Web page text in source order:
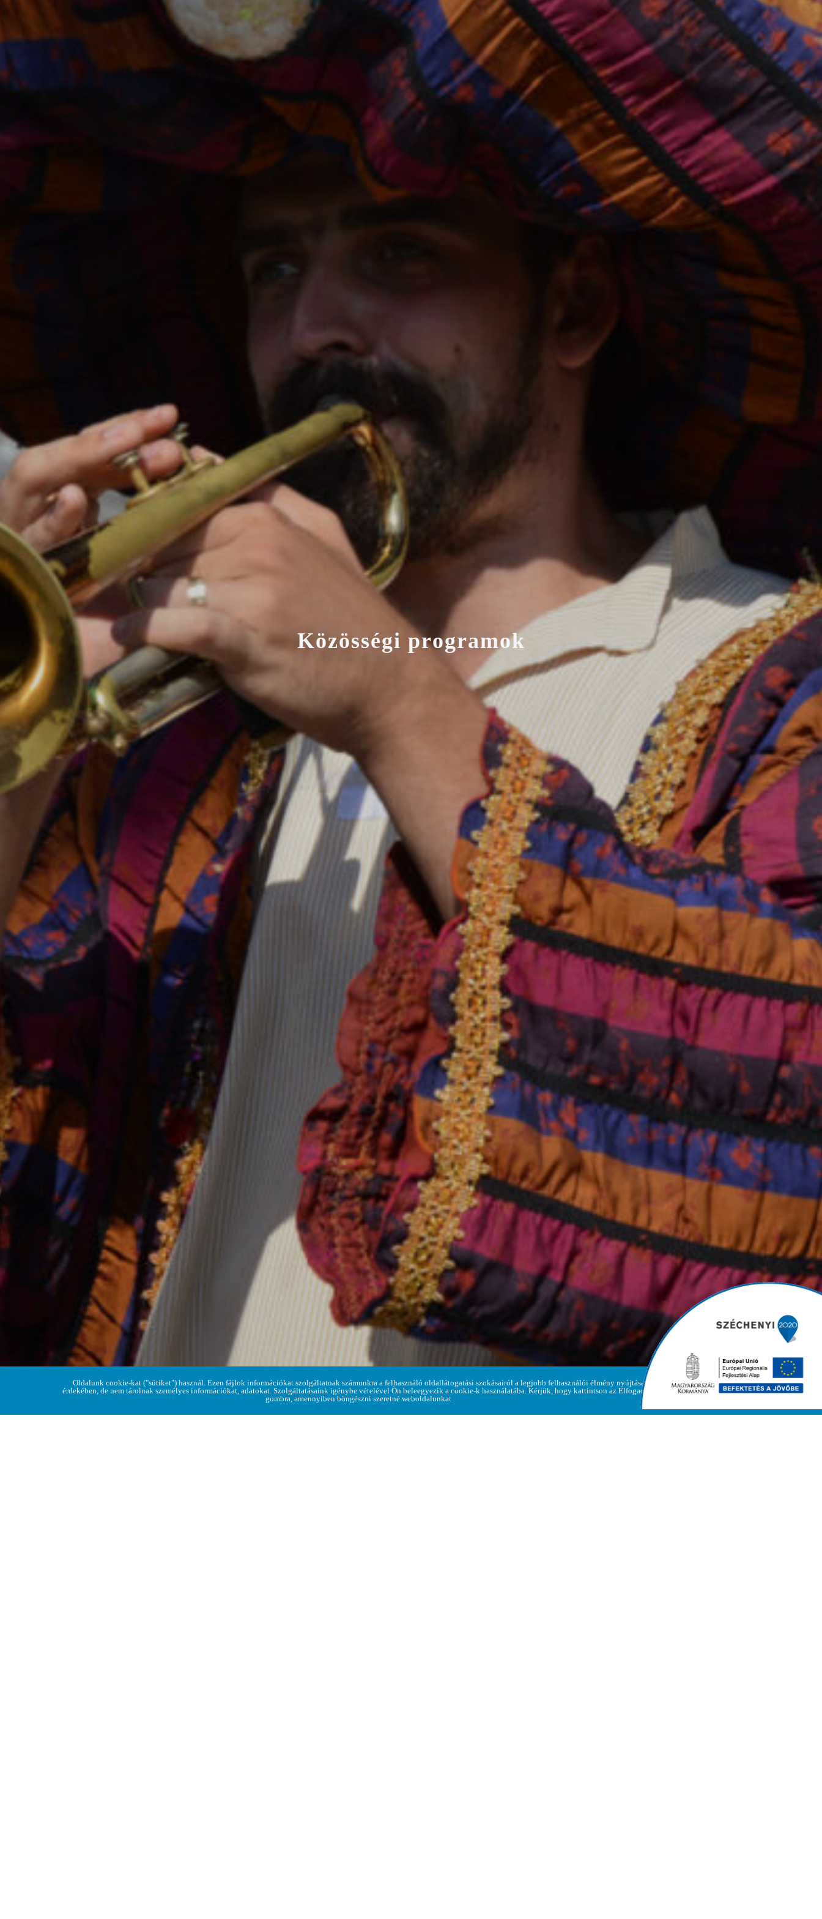
Közösségi programok
Home> Közösségi programok
Oldalunk cookie-kat ("sütiket") használ. Ezen fájlok információkat szolgáltatnak számunkra a felhasználó oldallátogatási szokásairól a legjobb felhasználói élmény nyújtása
érdekében, de nem tárolnak személyes információkat, adatokat. Szolgáltatásaink igénybe vételével Ön beleegyezik a cookie-k használatába. Kérjük, hogy kattintson az Elfogadom
gombra, amennyiben böngészni szeretné weboldalunkat
Elfogadom
Adatvédelmi
irányelvek